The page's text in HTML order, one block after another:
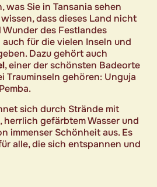
was Sie in Tansania sehen
dass dieses Land nicht
des Festlandes
für die vielen Inseln und
Dazu gehört auch
, einer der schönsten Badeorte
Trauminseln gehören: Unguja
sich durch Strände mit
herrlich gefärbtem Wasser und
immenser Schönheit aus. Es
alle, die sich entspannen und